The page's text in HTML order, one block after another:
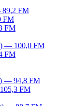
89,2 FM
FM
FM
— 100,0 FM
FM
— 94,8 FM
FM